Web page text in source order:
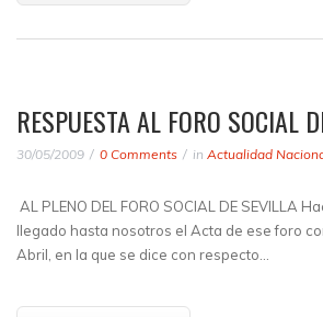
RESPUESTA AL FORO SOCIAL
30/05/2009 0 Comments in Actualidad
AL PLENO DEL FORO SOCIAL DE SEVILLA
llegado hasta nosotros el Acta de ese foro
Abril, en la que se dice con respecto…